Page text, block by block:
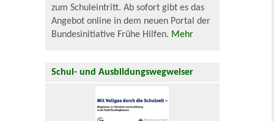
zum Schuleintritt. Ab sofort gibt es das
Angebot online in dem neuen Portal der
Bundesinitiative Frühe Hilfen. Mehr
Schul- und Ausbildungswegweiser